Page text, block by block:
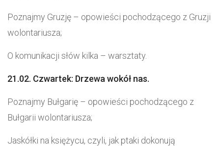
Poznajmy Gruzję – opowieści pochodzącego z Gruzji
wolontariusza;
O komunikacji słów kilka – warsztaty.
21.02. Czwartek: Drzewa wokół nas.
Poznajmy Bułgarię – opowieści pochodzącego z
Bułgarii wolontariusza;
Jaskółki na księżycu, czyli, jak ptaki dokonują